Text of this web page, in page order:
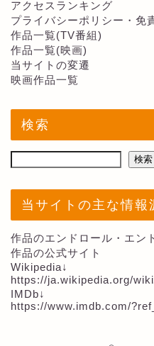
アクセスランキング
プライバシーポリシー・免
作品一覧(TV番組)
作品一覧(映画)
当サイトの変遷
映画作品一覧
検索
検索
当サイトの主な情報
作品のエンドロール・エン
作品の公式サイト
Wikipedia↓
https://ja.wikipedia.org/
IMDb↓
https://www.imdb.com/